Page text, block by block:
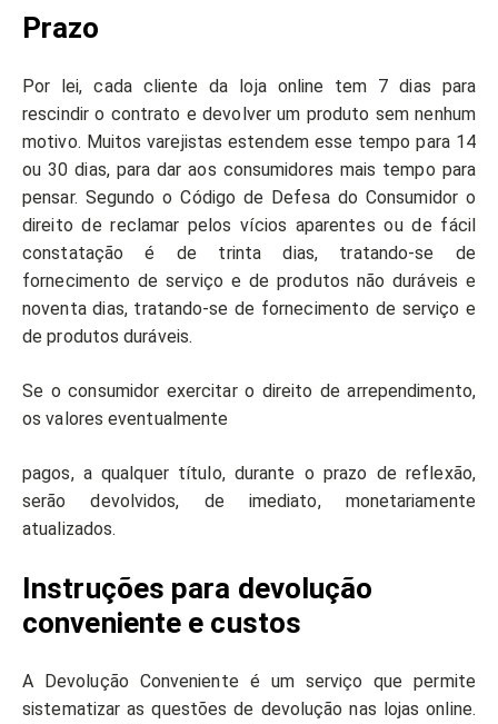
Prazo
Por lei, cada cliente da loja online tem 7 dias para
rescindir o contrato e devolver um produto sem nenhum
motivo. Muitos varejistas estendem esse tempo para 14
ou 30 dias, para dar aos consumidores mais tempo para
pensar. Segundo o Código de Defesa do Consumidor o
direito de reclamar pelos vícios aparentes ou de fácil
constatação é de trinta dias, tratando-se de
fornecimento de serviço e de produtos não duráveis e
noventa dias, tratando-se de fornecimento de serviço e
de produtos duráveis.
Se o consumidor exercitar o direito de arrependimento,
os valores eventualmente
pagos, a qualquer título, durante o prazo de reflexão,
serão devolvidos, de imediato, monetariamente
atualizados.
Instruções para devolução
conveniente e custos
A Devolução Conveniente é um serviço que permite
sistematizar as questões de devolução nas lojas online.